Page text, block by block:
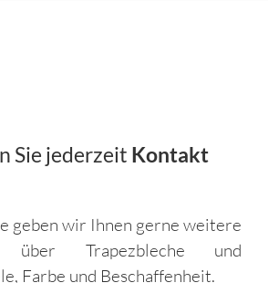
Sie jederzeit Kontakt
geben wir Ihnen gerne weitere
über Trapezbleche und
Farbe und Beschaffenheit.